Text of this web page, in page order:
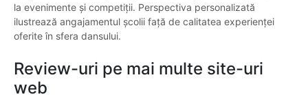
la evenimente și competiții. Perspectiva personalizată
ilustrează angajamentul școlii față de calitatea experienței
oferite în sfera dansului.
Review-uri pe mai multe site-uri
web